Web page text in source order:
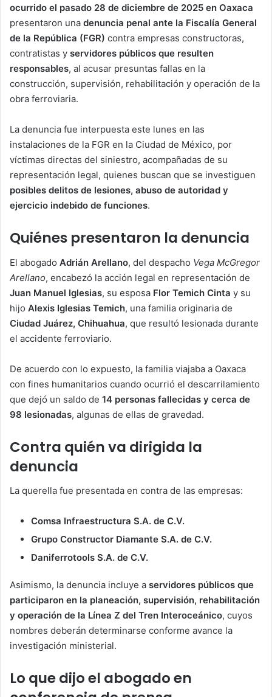
ocurrido el pasado 28 de diciembre de 2025 en Oaxaca
presentaron una denuncia penal ante la Fiscalía General
de la República (FGR) contra empresas constructoras,
contratistas y servidores públicos que resulten
responsables, al acusar presuntas fallas en la
construcción, supervisión, rehabilitación y operación de la
obra ferroviaria.
La denuncia fue interpuesta este lunes en las
instalaciones de la FGR en la Ciudad de México, por
víctimas directas del siniestro, acompañadas de su
representación legal, quienes buscan que se investiguen
posibles delitos de lesiones, abuso de autoridad y
ejercicio indebido de funciones.
Quiénes presentaron la denuncia
El abogado Adrián Arellano, del despacho Vega McGregor
Arellano, encabezó la acción legal en representación de
Juan Manuel Iglesias, su esposa Flor Temich Cinta y su
hijo Alexis Iglesias Temich, una familia originaria de
Ciudad Juárez, Chihuahua, que resultó lesionada durante
el accidente ferroviario.
De acuerdo con lo expuesto, la familia viajaba a Oaxaca
con fines humanitarios cuando ocurrió el descarrilamiento
que dejó un saldo de 14 personas fallecidas y cerca de
98 lesionadas, algunas de ellas de gravedad.
Contra quién va dirigida la
denuncia
La querella fue presentada en contra de las empresas:
Comsa Infraestructura S.A. de C.V.
Grupo Constructor Diamante S.A. de C.V.
Daniferrotools S.A. de C.V.
Asimismo, la denuncia incluye a servidores públicos que
participaron en la planeación, supervisión, rehabilitación
y operación de la Línea Z del Tren Interoceánico, cuyos
nombres deberán determinarse conforme avance la
investigación ministerial.
Lo que dijo el abogado en